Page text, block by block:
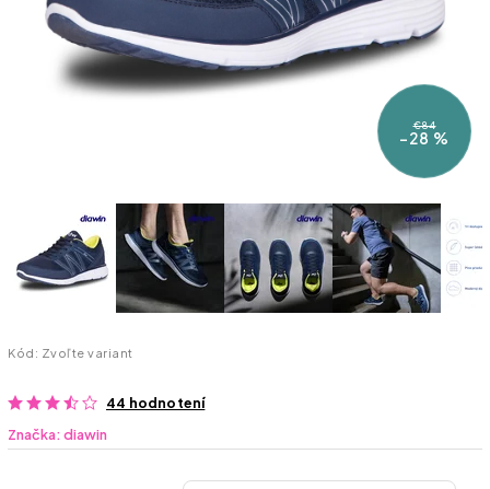
€84
–28 %
Kód: Zvoľte variant
44 hodnotení
Značka:diawin